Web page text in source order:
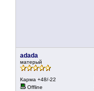
adada
матерый
Карма +48/-22
Offline